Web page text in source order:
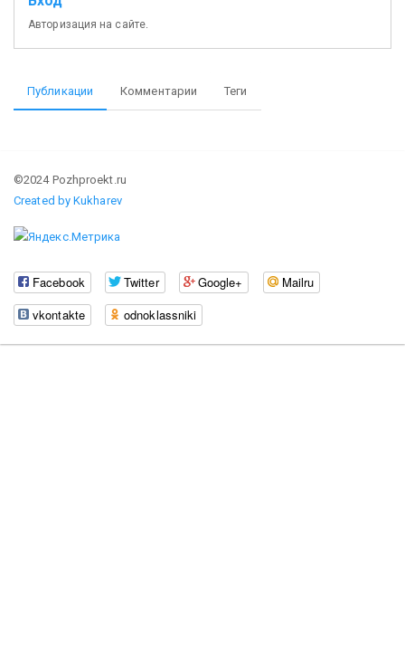
Авторизация на сайте.
Публикации Комментарии Теги
©2024 Pozhproekt.ru
Created by Kukharev
Facebook Twitter Google+
Mailru
vkontakte
odnoklassniki